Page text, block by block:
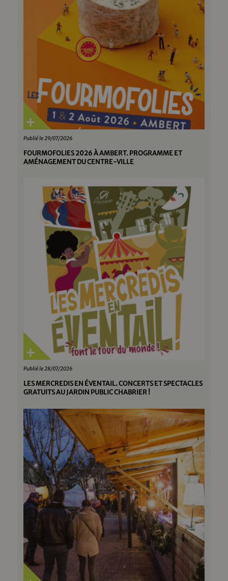
Publié le 29/07/2026
FOURMOFOLIES 2026 À AMBERT. PROGRAMME ET
AMÉNAGEMENT DU CENTRE-VILLE
Publié le 28/07/2026
LES MERCREDIS EN ÉVENTAIL. CONCERTS ET SPECTACLES
GRATUITS AU JARDIN PUBLIC CHABRIER !